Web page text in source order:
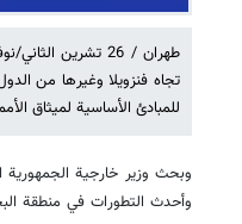
طهران / 26 تشرين
تجاه فنزويلا وغيرها من
للمبادئ الأساسية لميثاق
وبحث وزير خارجية الجمهورية
وأحدث التطورات في منطقة